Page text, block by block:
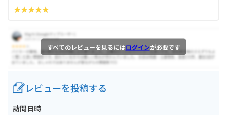
すべてのレビューを見るにはログインが必要です
レビューを投稿する
訪問日時